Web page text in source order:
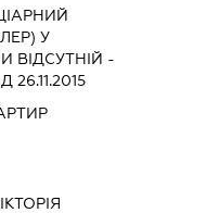
У
ВІДСУТНІЙ -
26.11.2015